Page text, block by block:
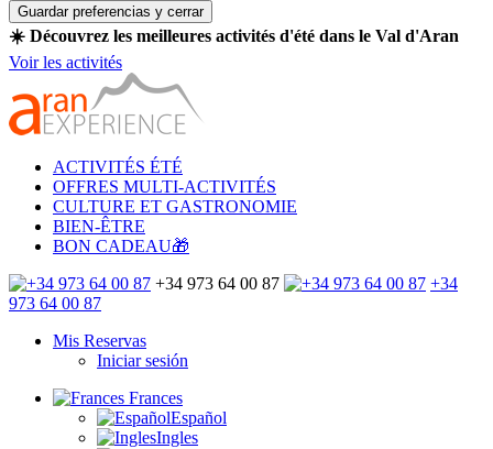
Guardar preferencias y cerrar
☀️ Découvrez les meilleures activités d'été dans le Val d'Aran
Voir les activités
ACTIVITÉS ÉTÉ
OFFRES MULTI-ACTIVITÉS
CULTURE ET GASTRONOMIE
BIEN-ÊTRE
BON CADEAU🎁
+34 973 64 00 87
+34
973 64 00 87
Mis Reservas
Iniciar sesión
Frances
Español
Ingles